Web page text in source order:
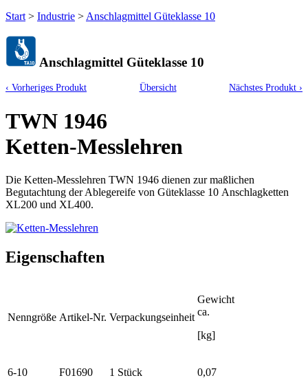
Start > Industrie > Anschlagmittel Güteklasse 10
Anschlagmittel Güteklasse 10
‹ Vorheriges Produkt Übersicht Nächstes Produkt ›
TWN 1946
Ketten-Messlehren
Die Ketten-Messlehren TWN 1946 dienen zur maßlichen
Begutachtung der Ablegereife von Güteklasse 10 Anschlagketten
XL200 und XL400.
Eigenschaften
Nenngröße Artikel-Nr. Verpackungseinheit
Gewicht
ca.
[kg]
6-10 F01690 1 Stück 0,07